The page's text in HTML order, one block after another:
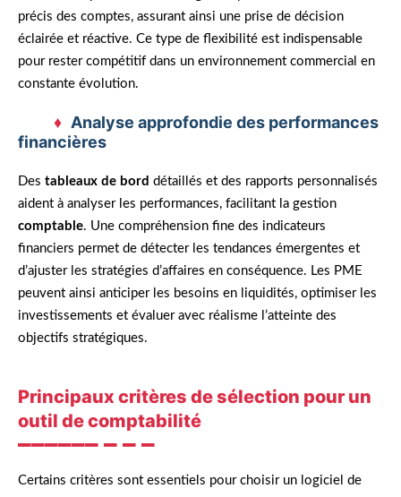
précis des comptes, assurant ainsi une prise de décision
éclairée et réactive. Ce type de flexibilité est indispensable
pour rester compétitif dans un environnement commercial en
constante évolution.
Analyse approfondie des performances
financières
Des tableaux de bord détaillés et des rapports personnalisés
aident à analyser les performances, facilitant la gestion
comptable. Une compréhension fine des indicateurs
financiers permet de détecter les tendances émergentes et
d’ajuster les stratégies d’affaires en conséquence. Les PME
peuvent ainsi anticiper les besoins en liquidités, optimiser les
investissements et évaluer avec réalisme l’atteinte des
objectifs stratégiques.
Principaux critères de sélection pour un
outil de comptabilité
Certains critères sont essentiels pour choisir un logiciel de